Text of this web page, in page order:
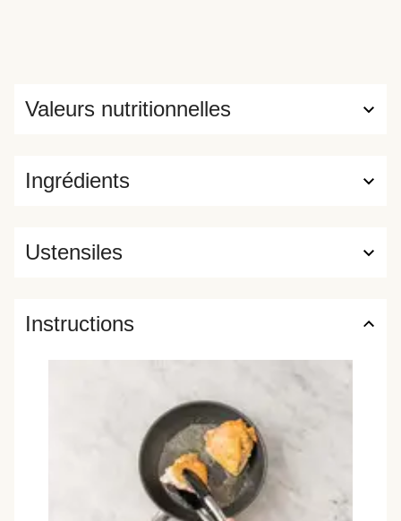
Ingrédients
Valeurs nutritionnelles
Ustensiles
Instructions